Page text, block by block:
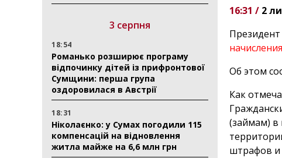
3 серпня
18:54
Романько розширює програму
відпочинку дітей із прифронтової
Сумщини: перша група
оздоровилася в Австрії
18:31
Ніколаєнко: у Сумах погодили 115
компенсацій на відновлення
житла майже на 6,6 млн грн
16:31 / 2
Об этом
Как
(займам) в
штрафов и